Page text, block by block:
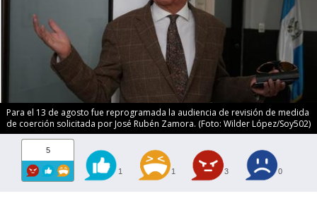
Para el 13 de agosto fue reprogramada la audiencia de revisión de medida
de coerción solicitada por José Rubén Zamora. (Foto: Wilder López/Soy502)
5
1 1 3 0